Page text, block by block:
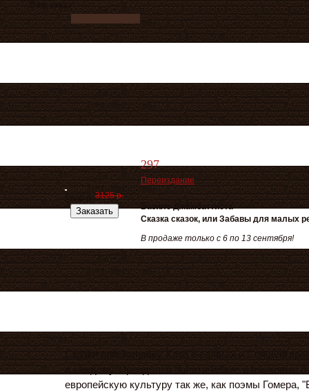
Ваш заказ
2500 р.3125 р.
Заказать
297
Переиздание
Базиле Джамбаттиста
Сказка сказок, или Забавы для малых
В продаже только с 6 по 13 сентября!
Сказки про Золушку, Кота в сапогах и Спящую
и каждому. Преодолев политические и языковые
европейскую культуру так же, как поэмы Гомера,